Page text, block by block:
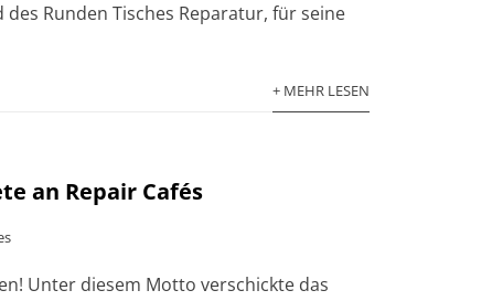
Runden Tisches Reparatur, für seine
+ MEHR LESEN
an Repair Cafés
Unter diesem Motto verschickte das